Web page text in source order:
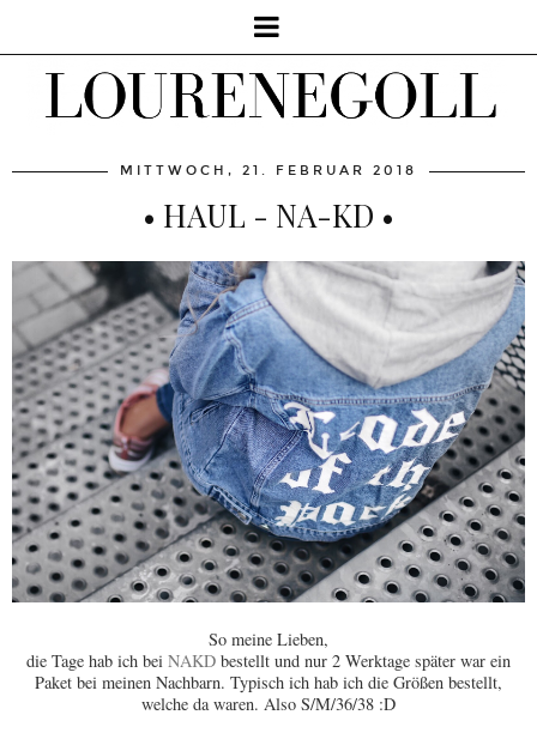
MITTWOCH, 21. FEBRUAR 2018
• HAUL - NA-KD •
So meine Lieben,
die Tage hab ich bei NAKD bestellt und nur 2 Werktage später war ein
Paket bei meinen Nachbarn. Typisch ich hab ich die Größen bestellt,
welche da waren. Also S/M/36/38 :D